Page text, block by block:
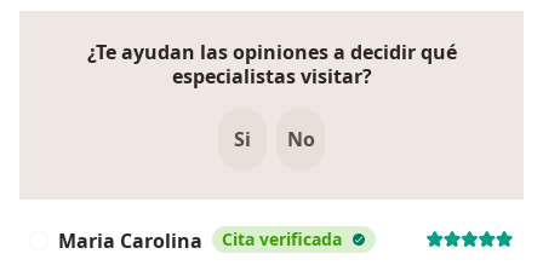
¿Te ayudan las opiniones a decidir qué
especialistas visitar?
Si No
Maria Carolina Cita verificada